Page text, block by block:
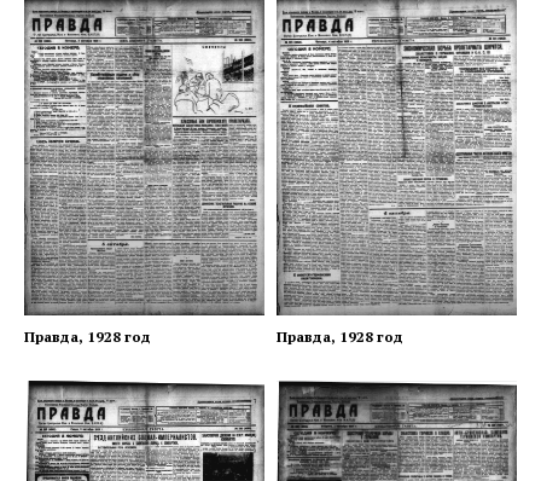
Правда, 1928 год Правда, 1928 год